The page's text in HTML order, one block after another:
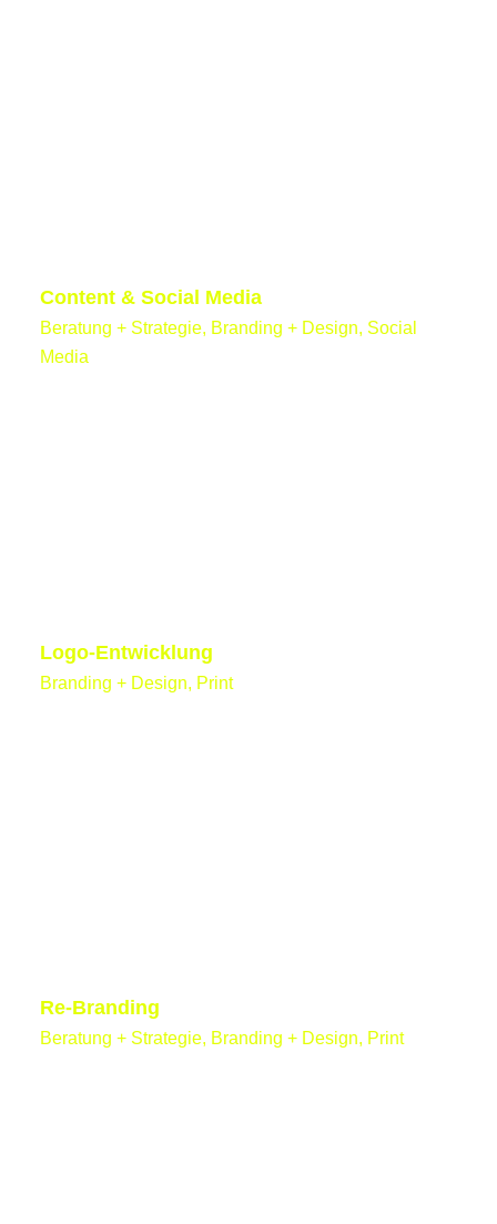
Content & Social Media
Beratung + Strategie, Branding + Design, Social
Media
Logo-Entwicklung
Branding + Design, Print
Re-Branding
Beratung + Strategie, Branding + Design, Print